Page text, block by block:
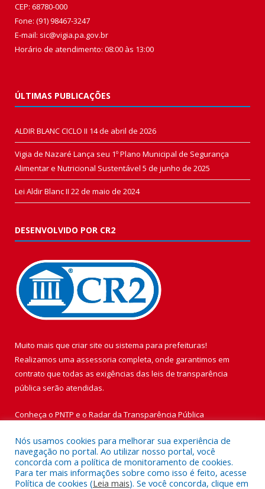
CEP: 68780-000
Fone: (91) 98467-3247
E-mail: sic@vigia.pa.gov.br
Horário de atendimento: 08:00 às 13:00
ÚLTIMAS PUBLICAÇÕES
ALDIR BLANC CICLO II 14 de abril de 2026
Vigia de Nazaré Lança seu 1º Plano Municipal de Segurança
Alimentar e Nutricional Sustentável 5 de junho de 2025
Lei Aldir Blanc II 22 de maio de 2024
DESENVOLVIDO POR CR2
Muito mais que criar site ou sistema para prefeituras!
Realizamos uma assessoria completa, onde garantimos em
contrato que todas as exigências das leis de transparência
pública serão atendidas.
Conheça o PNTP e o Radar da Transparência Pública
Todos os direitos reservados a Prefeitura Municipal de Vigia de
Nós usamos cookies para melhorar sua experiência de
navegação no portal. Ao utilizar nosso portal, você
concorda com a política de monitoramento de cookies.
Para ter mais informações sobre como isso é feito, acesse
Política de cookies (Leia mais). Se você concorda, clique em